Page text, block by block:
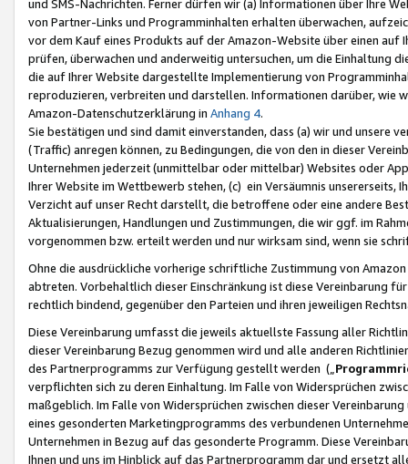
und SMS-Nachrichten. Ferner dürfen wir (a) Informationen über Ihre
von Partner-Links und Programminhalten erhalten überwachen,
vor dem Kauf eines Produkts auf der Amazon-Website über einen
prüfen, überwachen und anderweitig untersuchen, um die Einhaltung
die auf Ihrer Website dargestellte Implementierung von
reproduzieren, verbreiten und darstellen. Informationen darüber, wie
Amazon-Datenschutzerklärung in Anhang 4.
Sie bestätigen und sind damit einverstanden, dass (a) wir und
(Traffic) anregen können, zu Bedingungen, die von den in dieser
Unternehmen jederzeit (unmittelbar oder mittelbar) Websites oder
Ihrer Website im Wettbewerb stehen, (c) ein Versäumnis unsererseits,
Verzicht auf unser Recht darstellt, die betroffene oder eine andere
Aktualisierungen, Handlungen und Zustimmungen, die wir ggf. im
vorgenommen bzw. erteilt werden und nur wirksam sind, wenn sie
Ohne die ausdrückliche vorherige schriftliche Zustimmung von
abtreten. Vorbehaltlich dieser Einschränkung ist diese Vereinbarung
rechtlich bindend, gegenüber den Parteien und ihren jeweiligen
Diese Vereinbarung umfasst die jeweils aktuellste Fassung aller
dieser Vereinbarung Bezug genommen wird und alle anderen
des Partnerprogramms zur Verfügung gestellt werden („
verpflichten sich zu deren Einhaltung. Im Falle von Widersprüchen
maßgeblich. Im Falle von Widersprüchen zwischen dieser
eines gesonderten Marketingprogramms des verbundenen
Unternehmen in Bezug auf das gesonderte Programm. Diese
Ihnen und uns im Hinblick auf das Partnerprogramm dar und ersetzt